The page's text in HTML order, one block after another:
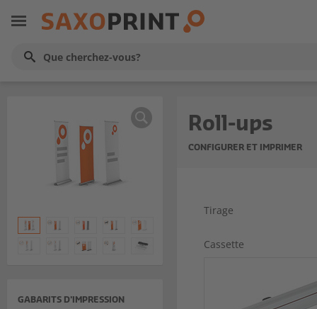
GABARITS D'IMPRESSION
Roll-ups
CONFIGURER ET IMPRIMER
Tirage
Cassette